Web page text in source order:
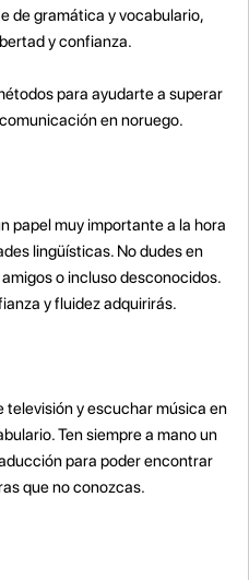
de gramática y vocabulario,
y confianza.
para ayudarte a superar
en noruego.
papel muy importante a la hora
lingüísticas. No dudes en
o incluso desconocidos.
y fluidez adquirirás.
televisión y escuchar música en
Ten siempre a mano un
para poder encontrar
que no conozcas.